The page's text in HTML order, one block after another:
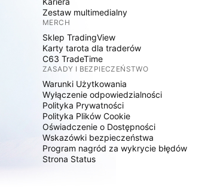
Zestaw multimedialny
MERCH
Sklep TradingView
Karty tarota dla traderów
C63 TradeTime
ZASADY I BEZPIECZEŃSTWO
Warunki Użytkowania
Wyłączenie odpowiedzialności
Polityka Prywatności
Polityka Plików Cookie
Oświadczenie o Dostępności
Wskazówki bezpieczeństwa
Program nagród za wykrycie błędów
Strona Status